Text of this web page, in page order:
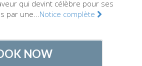
La Galerie Palatine
Les Chapelles Médicis
Le Musée de San Marco
Musée Archéologique
qui devint célèbre pour ses
par une...Notice complète